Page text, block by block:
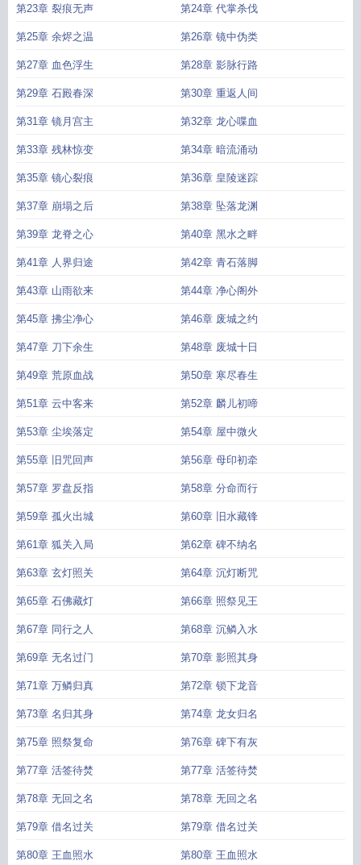
第23章 裂痕无声 第24章 代掌杀伐
第25章 余烬之温 第26章 镜中伪类
第27章 血色浮生 第28章 影脉行路
第29章 石殿春深 第30章 重返人间
第31章 镜月宫主 第32章 龙心喋血
第33章 残林惊变 第34章 暗流涌动
第35章 镜心裂痕 第36章 皇陵迷踪
第37章 崩塌之后 第38章 坠落龙渊
第39章 龙脊之心 第40章 黑水之畔
第41章 人界归途 第42章 青石落脚
第43章 山雨欲来 第44章 净心阁外
第45章 拂尘净心 第46章 废城之约
第47章 刀下余生 第48章 废城十日
第49章 荒原血战 第50章 寒尽春生
第51章 云中客来 第52章 麟儿初啼
第53章 尘埃落定 第54章 屋中微火
第55章 旧咒回声 第56章 母印初牵
第57章 罗盘反指 第58章 分命而行
第59章 孤火出城 第60章 旧水藏锋
第61章 狐关入局 第62章 碑不纳名
第63章 玄灯照关 第64章 沉灯断咒
第65章 石佛藏灯 第66章 照祭见王
第67章 同行之人 第68章 沉鳞入水
第69章 无名过门 第70章 影照其身
第71章 万鳞归真 第72章 锁下龙音
第73章 名归其身 第74章 龙女归名
第75章 照祭复命 第76章 碑下有灰
第77章 活签待焚 第77章 活签待焚
第78章 无回之名 第78章 无回之名
第79章 借名过关 第79章 借名过关
第80章 王血照水 第80章 王血照水